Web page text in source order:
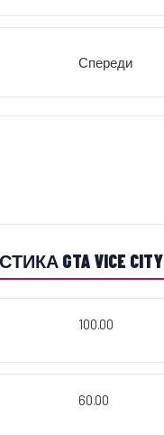
Спереди
GTA VICE CITY
100.00
60.00